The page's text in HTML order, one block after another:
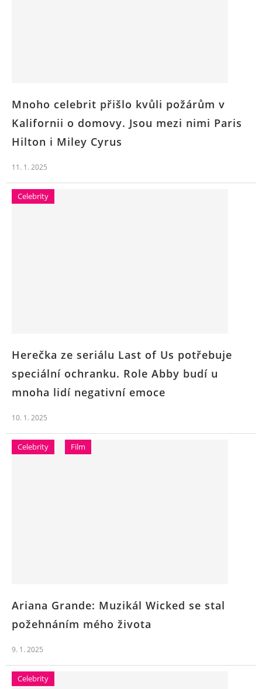
Mnoho celebrit přišlo kvůli požárům v
Kalifornii o domovy. Jsou mezi nimi Paris
Hilton i Miley Cyrus
11. 1. 2025
Celebrity
Herečka ze seriálu Last of Us potřebuje
speciální ochranku. Role Abby budí u
mnoha lidí negativní emoce
10. 1. 2025
Celebrity Film
Ariana Grande: Muzikál Wicked se stal
požehnáním mého života
9. 1. 2025
Celebrity